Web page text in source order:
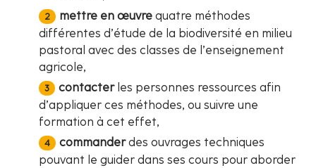
mettre en œuvre quatre méthodes
différentes d’étude de la biodiversité en milieu
pastoral avec des classes de l’enseignement
agricole,
contacter les personnes ressources afin
d’appliquer ces méthodes, ou suivre une
formation à cet effet,
commanderdes ouvrages techniques
pouvant le guider dans ses cours pour aborder